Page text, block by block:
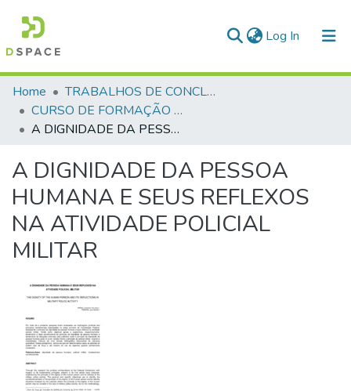
Log In (current)
Communities & Collections
All of DSpace
Home
TRABALHOS DE CONCLUSÃO DE CURSO - CFP (CURSO DE FORMAÇÃO DE PRAÇAS)
CURSO DE FORMAÇÃO DE PRAÇAS - CFP - 2018
A DIGNIDADE DA PESSOA HUMANA E SEUS REFLEXOS NA ATIVIDADE POLICIAL MILITAR
A DIGNIDADE DA PESSOA
HUMANA E SEUS REFLEXOS
NA ATIVIDADE POLICIAL
MILITAR